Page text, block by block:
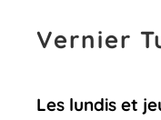
Vernier
Les lundis et